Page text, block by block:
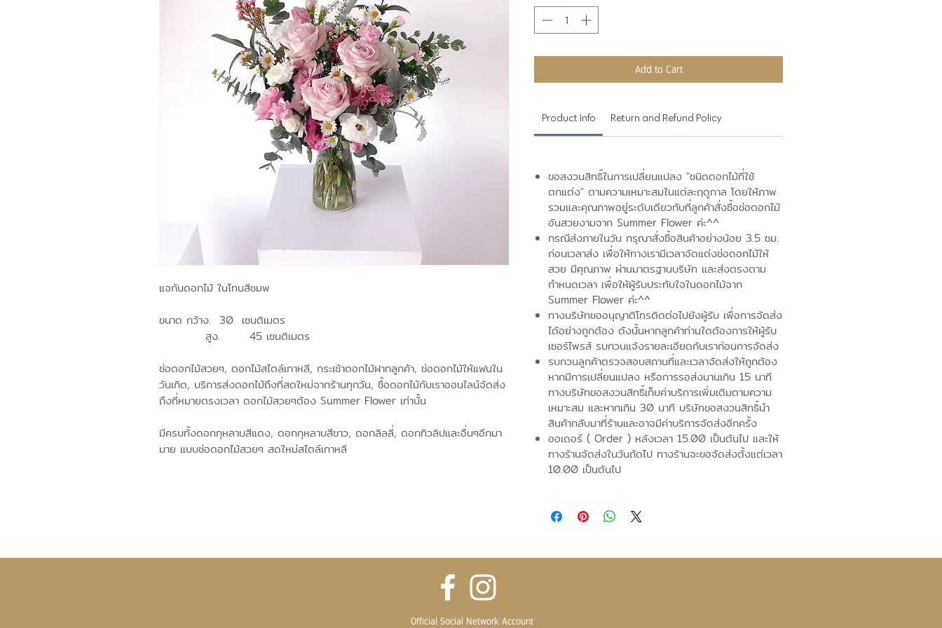
แจกันดอกไม้ ในโทนสีชมพ
ขนาด กว้าง. 30 เซนติเมตร
สูง. 45 เซนติเมตร
ช่อดอกไม้สวยๆ, ดอกไม้สไตล์เกาหลี, กระเช้าดอกไม้ฝากลูกค้า, ช่อดอกไม้ให้แฟนใน
วันเกิด, บริการส่งดอกไม้ถึงที่สดใหม่จากร้านทุกวัน, ซื้อดอกไม้กับเราออนไลน์จัดส่ง
ถึงที่หมายตรงเวลา ดอกไม้สวยๆต้อง Summer Flower เท่านั้น
มีครบทั้งดอกกุหลาบสีแดง, ดอกกุหลาบสีขาว, ดอกลิลลี่, ดอกทิวลิปและอื่นๆอีกมา
มาย แบบช่อดอกไม้สวยๆ สดใหม่สไตล์เกาหลี
Add to Cart
Product Info Return and Refund Policy
ขอสงวนสิทธิ์ในการเปลี่ยนแปลง "ชนิดดอกไม้ที่ใช้
ตกแต่ง" ตามความเหมาะสมในแต่ละฤดูกาล โดยให้ภาพ
รวมและคุณภาพอยู่ระดับเดียวกับที่ลูกค้าสั่งซื้อช่อดอกไม้
อันสวยงามจาก Summer Flower ค่ะ^^
กรณีส่งภายในวัน กรุณาสั่งซื้อสินค้าอย่างน้อย 3.5 ชม.
ก่อนเวลาส่ง เพื่อให้ทางเรามีเวลาจัดแต่งช่อดอกไม้ให้
สวย มีคุณภาพ ผ่านมาตรฐานบริษัท และส่งตรงตาม
กำหนดเวลา เพื่อให้ผู้รับประทับใจในดอกไม้จาก
Summer Flower ค่ะ^^
ทางบริษัทขออนุญาติโทรติดต่อไปยังผู้รับ เพื่อการจัดส่ง
ได้อย่างถูกต้อง ดังนั้นหากลูกค้าท่านใดต้องการให้ผู้รับ
เซอร์ไพรส์ รบกวนแจ้งรายละเอียดกับเราก่อนการจัดส่ง
รบกวนลูกค้าตรวจสอบสถานที่และเวลาจัดส่งให้ถูกต้อง
หากมีการเปลี่ยนแปลง หรือการรอส่งนานเกิน 15 นาที
ทางบริษัทขอสงวนสิทธิ์เก็บค่าบริการเพิ่มเติมตามความ
เหมาะสม และหากเกิน 30 นาที บริษัทขอสงวนสิทธิ์นำ
สินค้ากลับมาที่ร้านและอาจมีค่าบริการจัดส่งอีกครั้ง
ออเดอร์ ( Order ) หลังเวลา 15.00 เป็นต้นไป และให้
ทางร้านจัดส่งในวันถัดไป ทางร้านจะขอจัดส่งตั้งแต่เวลา
10.00 เป็นต้นไป
Official Social Network Account